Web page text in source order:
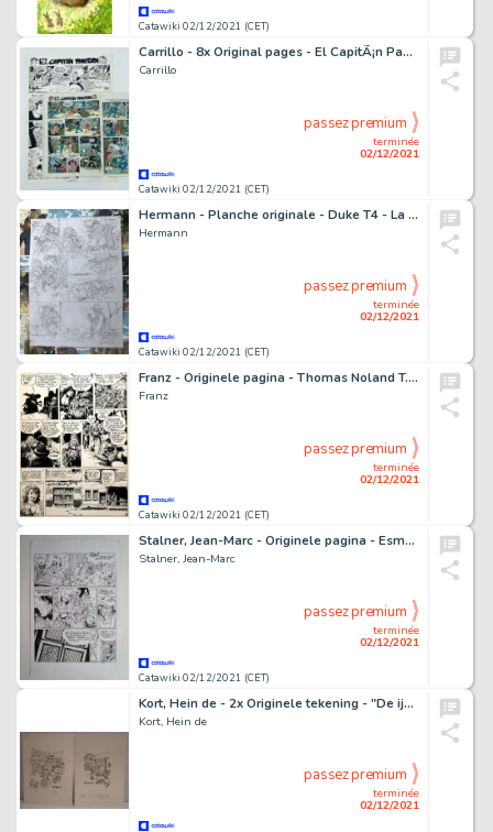
Catawiki 02/12/2021 (CET)
Carrillo - 8x Original pages - El CapitÃ¡n Pantera - La Escapada - (1987)
Carrillo
Catawiki 02/12/2021 (CET)
terminée
02/12/2021
passez premium
Hermann - Planche originale - Duke T4 - La Dernière fois que j'ai prié - (2020)
Hermann
Catawiki 02/12/2021 (CET)
terminée
02/12/2021
passez premium
Franz - Originele pagina - Thomas Noland T.4 - Les Naufrages de la jungle - (1989)
Franz
Catawiki 02/12/2021 (CET)
terminée
02/12/2021
passez premium
Stalner, Jean-Marc - Originele pagina - Esmeralda 2 - Allegro Quasi Monstro - (2001)
Stalner, Jean-Marc
Catawiki 02/12/2021 (CET)
terminée
02/12/2021
passez premium
Kort, Hein de - 2x Originele tekening - "De ijskap smelt"
Kort, Hein de
terminée
02/12/2021
passez premium